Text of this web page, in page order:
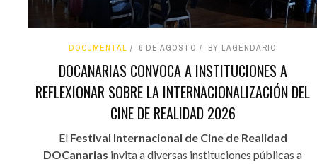
DOCUMENTAL 6 DE AGOSTO BY LAGENDARIO
DOCANARIAS CONVOCA A INSTITUCIONES A
REFLEXIONAR SOBRE LA INTERNACIONALIZACIÓN DEL
CINE DE REALIDAD 2026
El Festival Internacional de Cine de Realidad
DOCanarias invita a diversas instituciones públicas a